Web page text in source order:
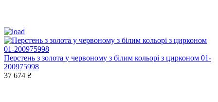
Перстень з золота у червоному з білим кольорі з цирконом 01-
200975998
37 674 ₴